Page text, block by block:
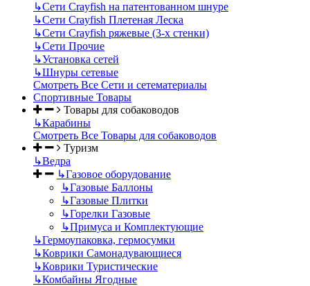
↳Сети Crayfish на патентованном шнуре
↳Сети Crayfish Плетеная Леска
↳Сети Crayfish ряжевые (3-х стенки)
↳Сети Прочие
↳Установка сетей
↳Шнуры сетевые
Смотреть Все Сети и сетематериалы
Спортивные Товары
Товары для собаководов
↳Карабины
Смотреть Все Товары для собаководов
Туризм
↳Ведра
↳Газовое оборудование
↳Газовые Баллоны
↳Газовые Плитки
↳Горелки Газовые
↳Примуса и Комплектующие
↳Гермоупаковка, гермосумки
↳Коврики Самонадувающиеся
↳Коврики Туристические
↳Комбайны Ягодные